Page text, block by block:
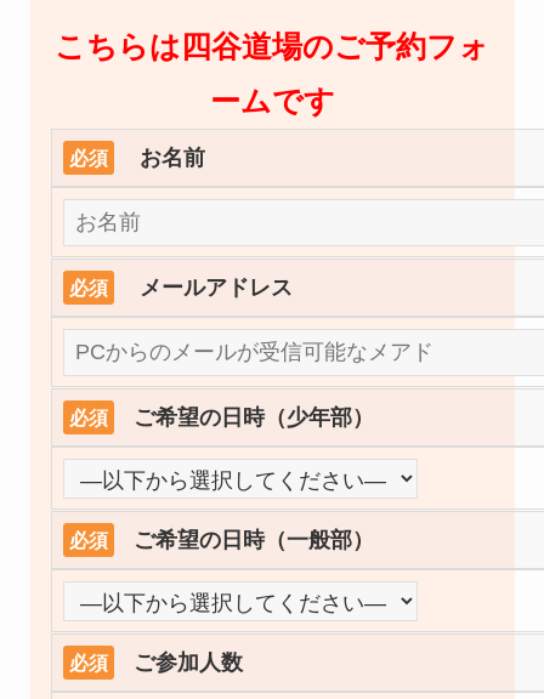
こちらは四谷道場のご予約フォ
ームです
必須 お名前
必須 メールアドレス
必須 ご希望の日時（少年部）
必須 ご希望の日時（一般部）
必須 ご参加人数